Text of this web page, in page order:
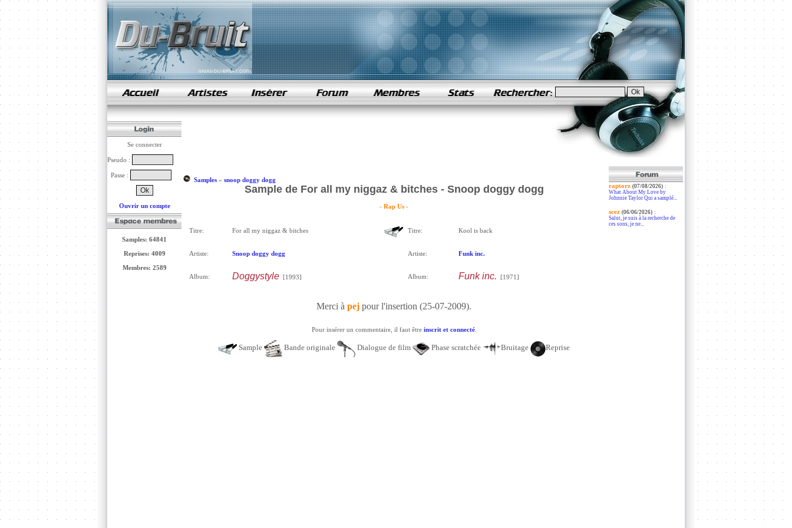
samples de rap
Se connecter
Pseudo :
Passe :
Ouvrir un compte
Samples: 64841
Reprises: 4009
Membres: 2589
Samples» snoop doggy dogg
Sample de For all my niggaz & bitches - Snoop doggy dogg
- Rap Us -
Titre: For all my niggaz & bitches
Artiste: Snoop doggy dogg
Album: Doggystyle[1993]
Titre: Kool is back
Artiste: Funk inc.
Album: Funk inc. [1971]
Merci à pej pour l'insertion (25-07-2009).
Pour insérer un commentaire, il faut être inscrit et connecté.
Sample Bande originale Dialogue de film Phase scratchée Bruitage Reprise
raptorz (07/08/2026):
What About My Love by
Johnnie Taylor Qui a samplé...
scez (06/06/2026):
Salut, je suis à la recherche de
ces sons, je ne...